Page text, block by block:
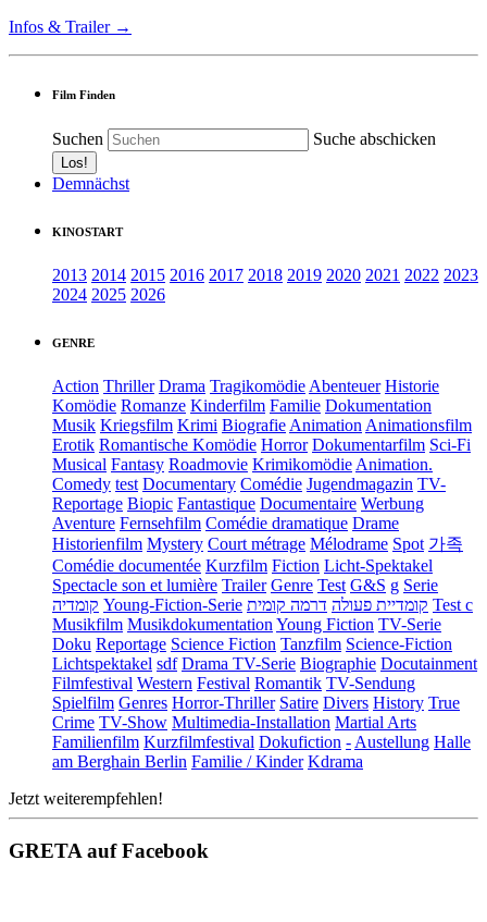
Infos & Trailer →
Film Finden
Suchen Suche abschicken
Demnächst
KINOSTART
2013 2014 2015 2016 2017 2018 2019 2020 2021 2022 2023
2024 2025 2026
GENRE
Action Thriller Drama Tragikomödie Abenteuer Historie
Komödie Romanze Kinderfilm Familie Dokumentation
Musik Kriegsfilm Krimi Biografie Animation Animationsfilm
Erotik Romantische Komödie Horror Dokumentarfilm Sci-Fi
Musical Fantasy Roadmovie Krimikomödie Animation.
Comedy test Documentary Comédie Jugendmagazin TV-
Reportage Biopic Fantastique Documentaire Werbung
Aventure Fernsehfilm Comédie dramatique Drame
Historienfilm Mystery Court métrage Mélodrame Spot 가족
Comédie documentée Kurzfilm Fiction Licht-Spektakel
Spectacle son et lumière Trailer Genre Test G&S g Serie
קומדיה Young-Fiction-Serie קומדיית פעולה דרמה קומית
Test c
Musikfilm Musikdokumentation Young Fiction TV-Serie
Doku Reportage Science Fiction Tanzfilm Science-Fiction
Lichtspektakel sdf Drama TV-Serie Biographie Docutainment
Filmfestival Western Festival Romantik TV-Sendung
Spielfilm Genres Horror-Thriller Satire Divers History True
Crime TV-Show Multimedia-Installation Martial Arts
Familienfilm Kurzfilmfestival Dokufiction - Austellung Halle
am Berghain Berlin Familie / Kinder Kdrama
Jetzt weiterempfehlen!
GRETA auf Facebook